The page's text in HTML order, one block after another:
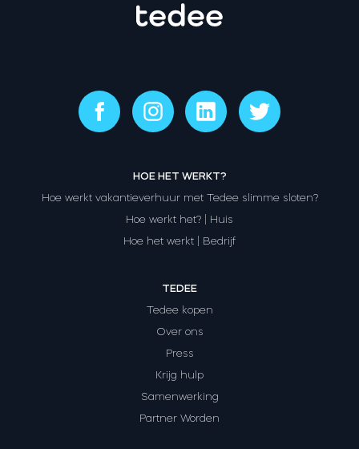
HOE HET WERKT?
Hoe werkt vakantieverhuur met Tedee slimme sloten?
Hoe werkt het? | Huis
Hoe het werkt | Bedrijf
TEDEE
Tedee kopen
Over ons
Press
Krijg hulp
Samenwerking
Partner Worden